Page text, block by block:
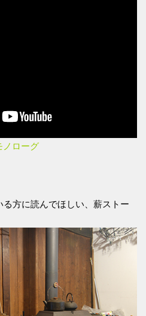
ノローグ
方に読んでほしい、薪ストー